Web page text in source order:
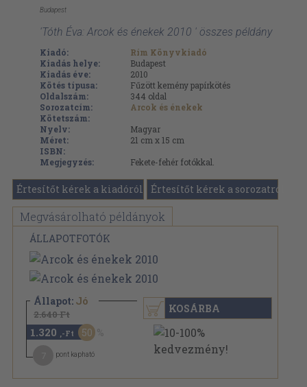
Budapest
'Tóth Éva: Arcok és énekek 2010 ' összes példány
Kiadó:
Rím Könyvkiadó
Kiadás helye:
Budapest
Kiadás éve:
2010
Kötés típusa:
Fűzött kemény papírkötés
Oldalszám:
344 oldal
Sorozatcím:
Arcok és énekek
Kötetszám:
Nyelv:
Magyar
Méret:
21 cm x 15 cm
ISBN:
Megjegyzés:
Fekete-fehér fotókkal.
Értesítőt kérek a kiadóról Értesítőt kérek a sorozatról
Megvásárolható példányok
ÁLLAPOTFOTÓK
Állapot: Jó
2.640 Ft
1.320 ,-Ft 50
pont kapható
KOSÁRBA